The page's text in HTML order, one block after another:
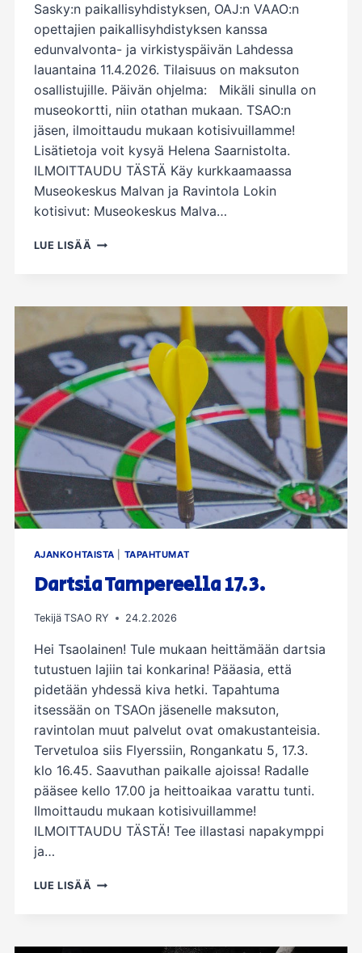
Sasky:n paikallisyhdistyksen, OAJ:n VAAO:n
opettajien paikallisyhdistyksen kanssa
edunvalvonta- ja virkistyspäivän Lahdessa
lauantaina 11.4.2026. Tilaisuus on maksuton
osallistujille. Päivän ohjelma: Mikäli sinulla on
museokortti, niin otathan mukaan. TSAO:n
jäsen, ilmoittaudu mukaan kotisivuillamme!
Lisätietoja voit kysyä Helena Saarnistolta.
ILMOITTAUDU TÄSTÄ Käy kurkkaamaassa
Museokeskus Malvan ja Ravintola Lokin
kotisivut: Museokeskus Malva…
LUE LISÄÄ VIRKISTYSTÄ
11.4.2026
AJANKOHTAISTA TAPAHTUMAT
Dartsia Tampereella 17.3.
Tekijä TSAO RY 24.2.2026
Hei Tsaolainen! Tule mukaan heittämään dartsia
tutustuen lajiin tai konkarina! Pääasia, että
pidetään yhdessä kiva hetki. Tapahtuma
itsessään on TSAOn jäsenelle maksuton,
ravintolan muut palvelut ovat omakustanteisia.
Tervetuloa siis Flyerssiin, Rongankatu 5, 17.3.
klo 16.45. Saavuthan paikalle ajoissa! Radalle
pääsee kello 17.00 ja heittoaikaa varattu tunti.
Ilmoittaudu mukaan kotisivuillamme!
ILMOITTAUDU TÄSTÄ! Tee illastasi napakymppi
ja…
LUE LISÄÄ DARTSIA